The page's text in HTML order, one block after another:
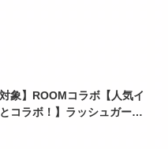
象】ROOMコラボ【人気イ
コラボ！】ラッシュガード
作 【rp】【ase207-452】